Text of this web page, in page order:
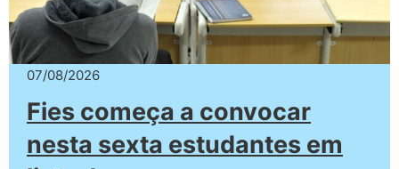
07/08/2026
Fies começa a convocar
nesta sexta estudantes em